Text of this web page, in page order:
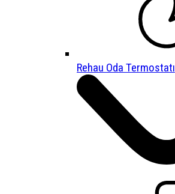
Rehau Oda Termostatı